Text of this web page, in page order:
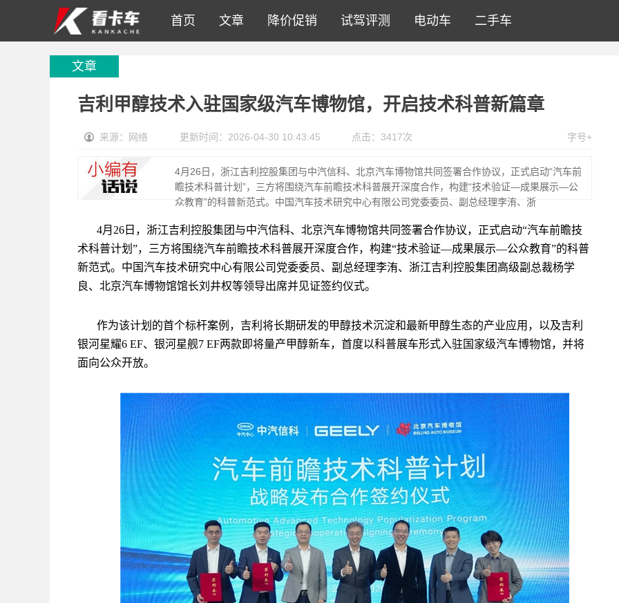
首页 文章 降价促销 试驾评测 电动车 二手车
文章
吉利甲醇技术入驻国家级汽车博物馆，开启技术科普新篇章
字号+
来源：网络 更新时间：2026-04-30 10:43:45 点击： 3417次
4月26日，浙江吉利控股集团与中汽信科、北京汽车博物馆共同签署合作协议，正式启动“汽车前
瞻技术科普计划”，三方将围绕汽车前瞻技术科普展开深度合作，构建“技术验证—成果展示—公
众教育”的科普新范式。中国汽车技术研究中心有限公司党委委员、副总经理李洧、浙
4月26日，浙江吉利控股集团与中汽信科、北京汽车博物馆共同签署合作协议，正式启动“汽车前瞻技
术科普计划”，三方将围绕汽车前瞻技术科普展开深度合作，构建“技术验证—成果展示—公众教育”的科普
新范式。中国汽车技术研究中心有限公司党委委员、副总经理李洧、浙江吉利控股集团高级副总裁杨学
良、北京汽车博物馆馆长刘井权等领导出席并见证签约仪式。
作为该计划的首个标杆案例，吉利将长期研发的甲醇技术沉淀和最新甲醇生态的产业应用，以及吉利
银河星耀6 EF、银河星舰7 EF两款即将量产甲醇新车，首度以科普展车形式入驻国家级汽车博物馆，并将
面向公众开放。